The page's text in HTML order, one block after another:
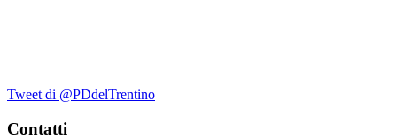
Tweet di @PDdelTrentino
Contatti